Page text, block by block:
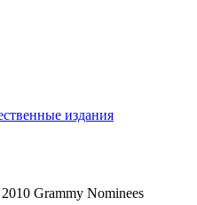
издания
Grammy Nominees